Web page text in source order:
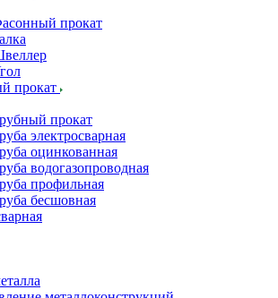
прокат
прокат
прокат
электросварная
оцинкованная
водогазопроводная
профильная
бесшовная